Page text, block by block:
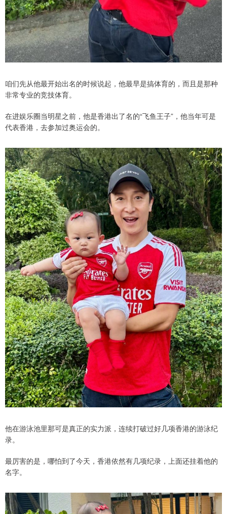
咱们先从他最开始出名的时候说起，他最早是搞体育的，而且是那种
非常专业的竞技体育。
在进娱乐圈当明星之前，他是香港出了名的“飞鱼王子”，他当年可是
代表香港，去参加过奥运会的。
他在游泳池里那可是真正的实力派，连续打破过好几项香港的游泳纪
录。
最厉害的是，哪怕到了今天，香港依然有几项纪录，上面还挂着他的
名字。